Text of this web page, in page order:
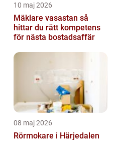
10 maj 2026
Mäklare vasastan så
hittar du rätt kompetens
för nästa bostadsaffär
08 maj 2026
Rörmokare i Härjedalen